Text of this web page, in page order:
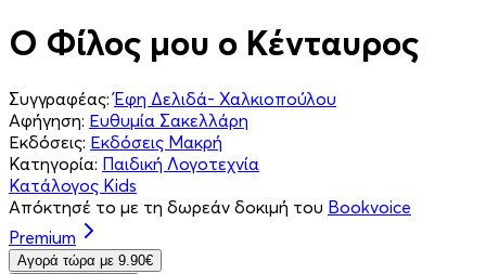
Ο Φίλος μου ο Κένταυρος
Συγγραφέας: Έφη Δελιδά- Χαλκιοπούλου
Αφήγηση: Ευθυμία Σακελλάρη
Εκδόσεις: Εκδόσεις Μακρή
Κατηγορία: Παιδική Λογοτεχνία
Κατάλογος Kids
Απόκτησέ το με τη δωρεάν δοκιμή του Bookvoice
Premium
Aγορά τώρα με 9.90€